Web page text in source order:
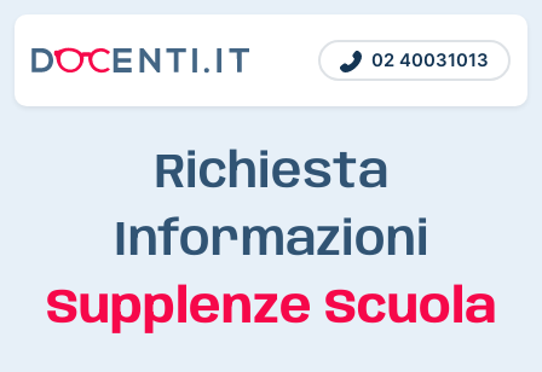
02 40031013
Richiesta
Informazioni
Supplenze Scuola